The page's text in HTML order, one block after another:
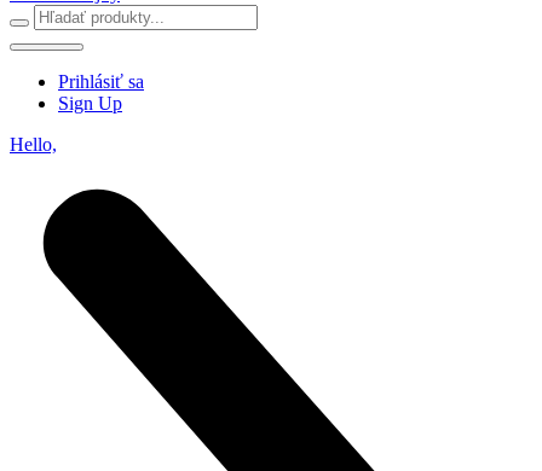
Prihlásiť sa
Sign Up
Hello,